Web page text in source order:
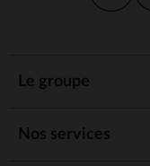
Le groupe
Nos services